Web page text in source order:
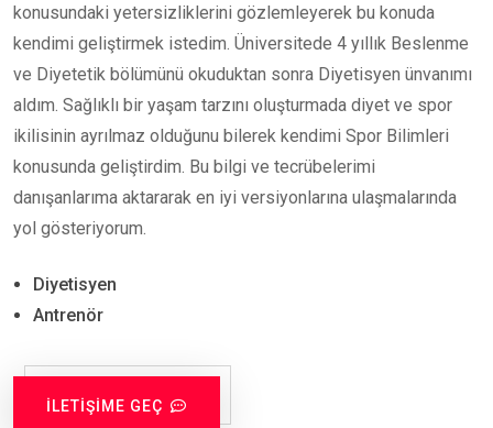
konusundaki yetersizliklerini gözlemleyerek bu konuda
kendimi geliştirmek istedim. Üniversitede 4 yıllık Beslenme
ve Diyetetik bölümünü okuduktan sonra Diyetisyen ünvanımı
aldım. Sağlıklı bir yaşam tarzını oluşturmada diyet ve spor
ikilisinin ayrılmaz olduğunu bilerek kendimi Spor Bilimleri
konusunda geliştirdim. Bu bilgi ve tecrübelerimi
danışanlarıma aktararak en iyi versiyonlarına ulaşmalarında
yol gösteriyorum.
Diyetisyen
Antrenör
İLETIŞIME GEÇ